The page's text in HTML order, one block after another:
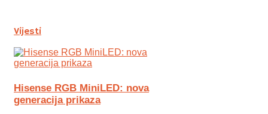
Vijesti
Hisense RGB MiniLED: nova
generacija prikaza